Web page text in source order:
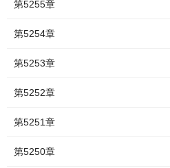
第5255章
第5254章
第5253章
第5252章
第5251章
第5250章